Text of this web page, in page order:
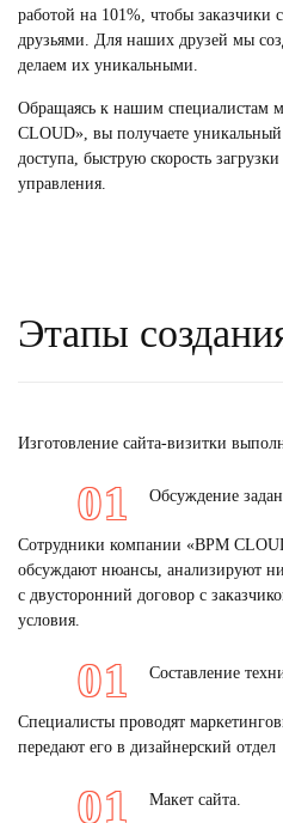
работой на 101%, чтобы
друзьями. Для наших друзей мы
делаем их уникальными.
Обращаясь к нашим специалистам
CLOUD», вы получаете уникальный
доступа, быструю скорость
управления.
Этапы
Изготовление сайта-визитки
Обсуждение
Сотрудники компании «BPM
обсуждают нюансы, анализируют
с двусторонний договор с
условия.
Составление
Специалисты проводят
передают его в дизайнерский отдел
Макет сайта.